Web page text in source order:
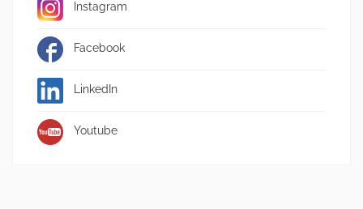
Instagram
Facebook
LinkedIn
Youtube